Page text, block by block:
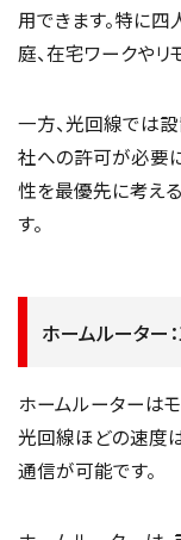
用できます。特に
庭、在宅ワークや
一方、光回線では
社への許可が必要
性を最優先に考え
す。
ホームルーター
ホームルーターは
光回線ほどの速度
通信が可能です。